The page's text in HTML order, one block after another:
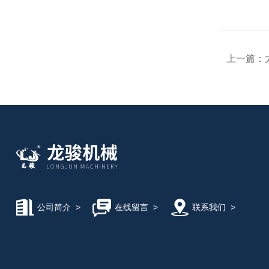
上一篇：
公司简介 > 在线留言> 联系我们 >